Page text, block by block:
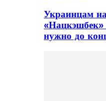
Украинцам
«Нацкэшбек»
нужно до